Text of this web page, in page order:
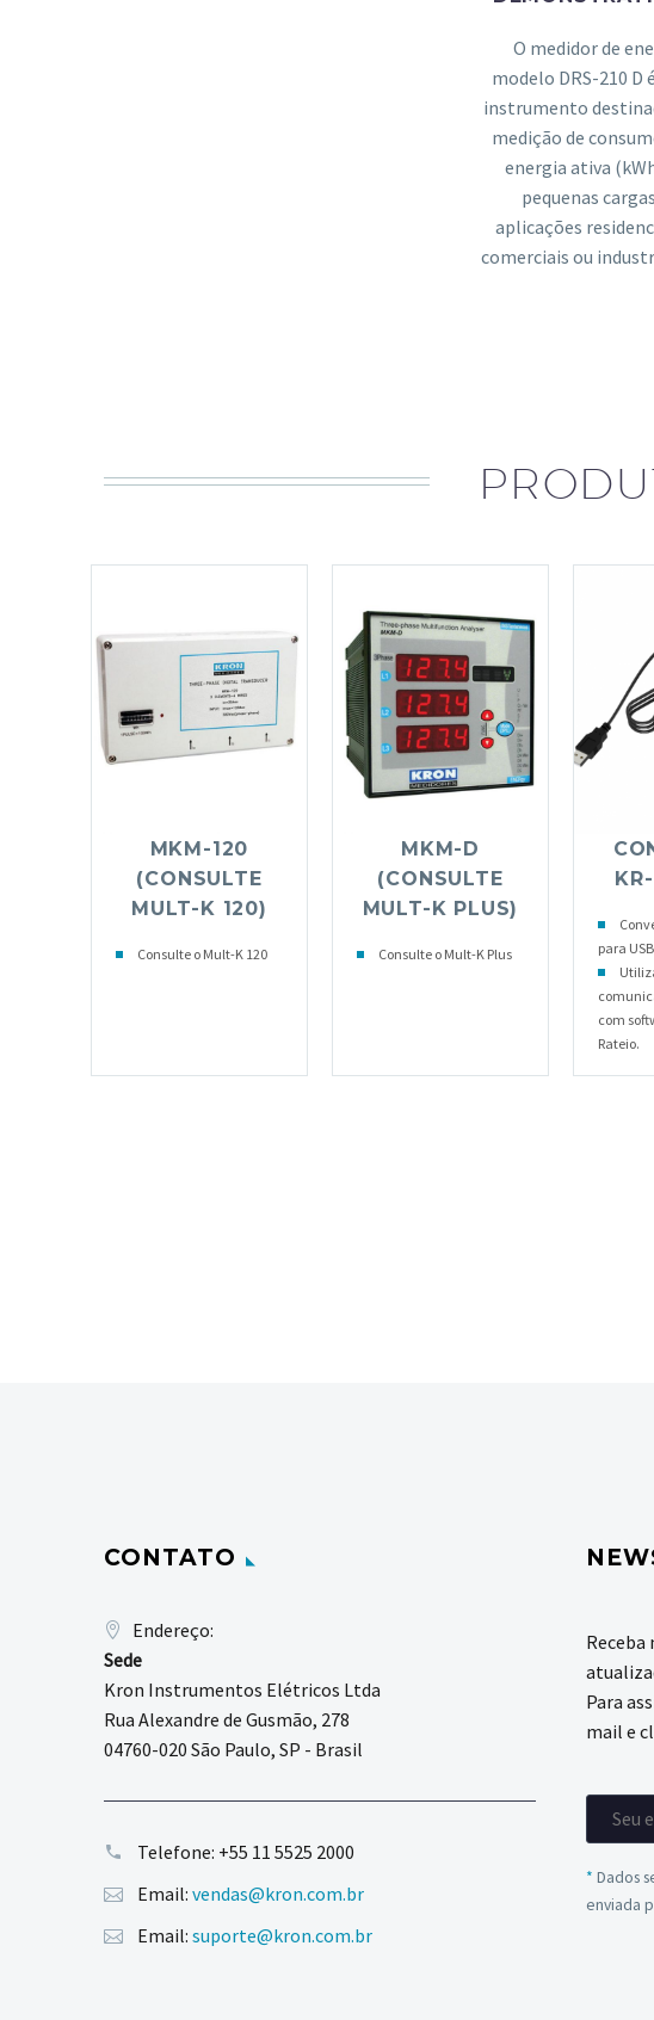
O medidor de
modelo DRS-210 D
instrumento
medição de
energia ativa
pequenas
aplicações
comerciais ou
MKM-120
(CONSULTE
MULT-K 120)
Consulte o Mult-K 120
MKM-D
(CONSULTE
MULT-K PLUS)
Consulte o Mult-K Plus
para USB
com
Rateio.
CONTATO
Endereço:
Sede
Kron Instrumentos Elétricos Ltda
Rua Alexandre de Gusmão, 278
04760-020 São Paulo, SP - Brasil
Telefone: +55 11 5525 2000
Email: vendas@kron.com.br
Email: suporte@kron.com.br
Para
mail e
* Dados
enviada